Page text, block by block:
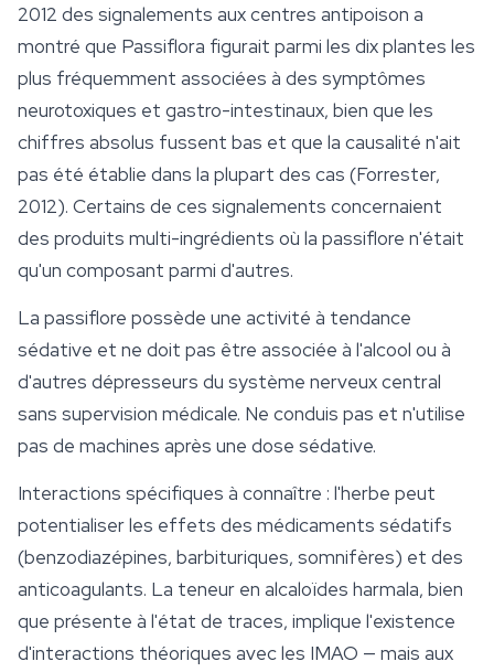
2012 des signalements aux centres antipoison a
montré que Passiflora figurait parmi les dix plantes les
plus fréquemment associées à des symptômes
neurotoxiques et gastro-intestinaux, bien que les
chiffres absolus fussent bas et que la causalité n'ait
pas été établie dans la plupart des cas (Forrester,
2012). Certains de ces signalements concernaient
des produits multi-ingrédients où la passiflore n'était
qu'un composant parmi d'autres.
La passiflore possède une activité à tendance
sédative et ne doit pas être associée à l'alcool ou à
d'autres dépresseurs du système nerveux central
sans supervision médicale. Ne conduis pas et n'utilise
pas de machines après une dose sédative.
Interactions spécifiques à connaître : l'herbe peut
potentialiser les effets des médicaments sédatifs
(benzodiazépines, barbituriques, somnifères) et des
anticoagulants. La teneur en alcaloïdes harmala, bien
que présente à l'état de traces, implique l'existence
d'interactions théoriques avec les IMAO — mais aux